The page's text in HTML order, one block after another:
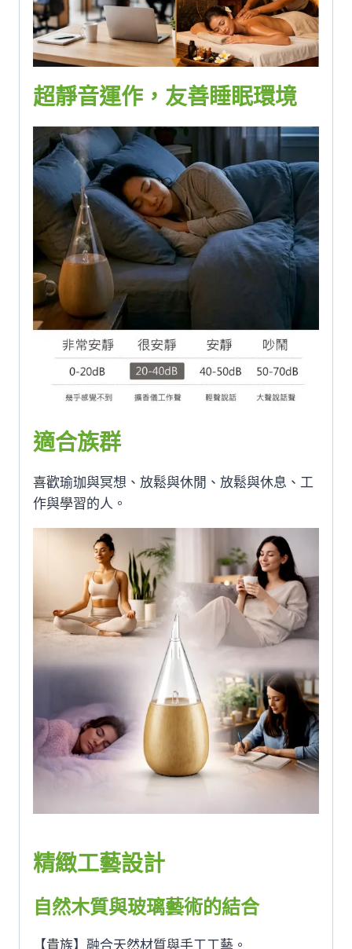
超靜音運作，友善睡眠環境
適合族群
喜歡瑜珈與冥想、放鬆與休閒、放鬆與休息、工
作與學習的人。
精緻工藝設計
自然木質與玻璃藝術的結合
【貴族】融合天然材質與手工工藝。